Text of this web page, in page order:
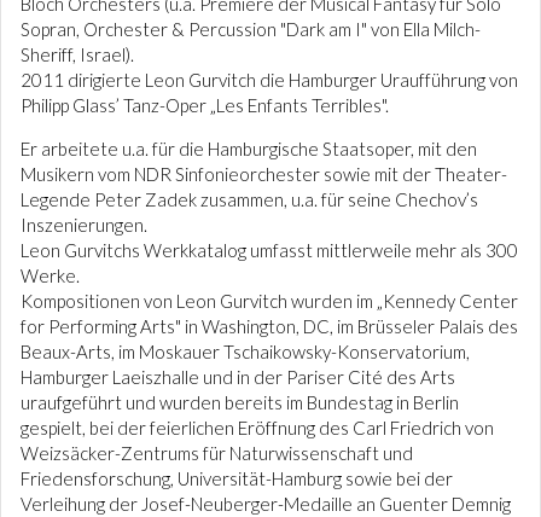
Sopran, Orchester & Percussion "Dark am I" von Ella Milch-
Sheriff, Israel).
2011 dirigierte Leon Gurvitch die Hamburger Uraufführung von
Philipp Glass’ Tanz-Oper „Les Enfants Terribles".
Er arbeitete u.a. für die Hamburgische Staatsoper, mit den
Musikern vom NDR Sinfonieorchester sowie mit der Theater-
Legende Peter Zadek zusammen, u.a. für seine Chechov’s
Inszenierungen.
Leon Gurvitchs Werkkatalog umfasst mittlerweile mehr als 300
Werke.
Kompositionen von Leon Gurvitch wurden im „Kennedy Center
for Performing Arts" in Washington, DC, im Brüsseler Palais des
Beaux-Arts, im Moskauer Tschaikowsky-Konservatorium,
Hamburger Laeiszhalle und in der Pariser Cité des Arts
uraufgeführt und wurden bereits im Bundestag in Berlin
gespielt, bei der feierlichen Eröffnung des Carl Friedrich von
Weizsäcker-Zentrums für Naturwissenschaft und
Friedensforschung, Universität-Hamburg sowie bei der
Verleihung der Josef-Neuberger-Medaille an Guenter Demnig